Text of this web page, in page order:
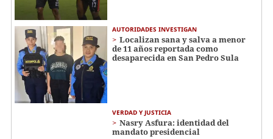
AUTORIDADES INVESTIGAN
Localizan sana y salva a menor
de 11 años reportada como
desaparecida en San Pedro Sula
VERDAD Y JUSTICIA
Nasry Asfura: identidad del
mandato presidencial